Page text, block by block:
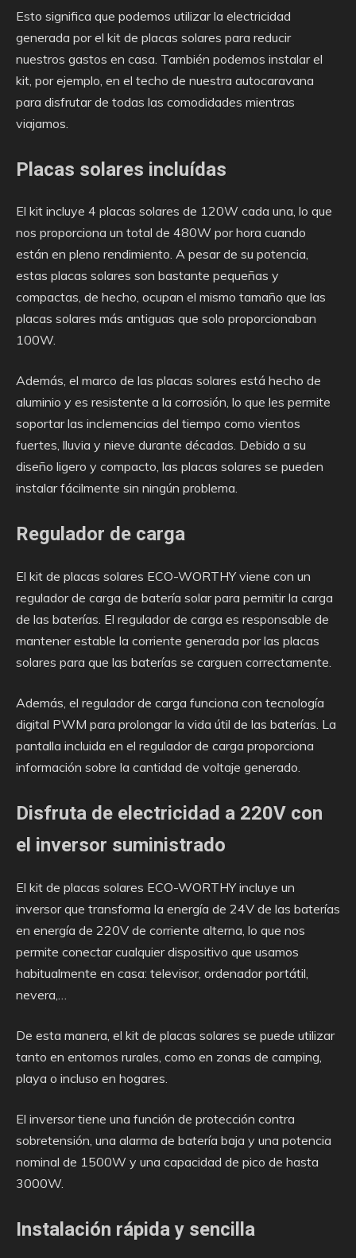
Esto significa que podemos utilizar la electricidad
generada por el kit de placas solares para reducir
nuestros gastos en casa. También podemos instalar el
kit, por ejemplo, en el techo de nuestra autocaravana
para disfrutar de todas las comodidades mientras
viajamos.
Placas solares incluídas
El kit incluye 4 placas solares de 120W cada una, lo que
nos proporciona un total de 480W por hora cuando
están en pleno rendimiento. A pesar de su potencia,
estas placas solares son bastante pequeñas y
compactas, de hecho, ocupan el mismo tamaño que las
placas solares más antiguas que solo proporcionaban
100W.
Además, el marco de las placas solares está hecho de
aluminio y es resistente a la corrosión, lo que les permite
soportar las inclemencias del tiempo como vientos
fuertes, lluvia y nieve durante décadas. Debido a su
diseño ligero y compacto, las placas solares se pueden
instalar fácilmente sin ningún problema.
Regulador de carga
El kit de placas solares ECO-WORTHY viene con un
regulador de carga de batería solar para permitir la carga
de las baterías. El regulador de carga es responsable de
mantener estable la corriente generada por las placas
solares para que las baterías se carguen correctamente.
Además, el regulador de carga funciona con tecnología
digital PWM para prolongar la vida útil de las baterías. La
pantalla incluida en el regulador de carga proporciona
información sobre la cantidad de voltaje generado.
Disfruta de electricidad a 220V con
el inversor suministrado
El kit de placas solares ECO-WORTHY incluye un
inversor que transforma la energía de 24V de las baterías
en energía de 220V de corriente alterna, lo que nos
permite conectar cualquier dispositivo que usamos
habitualmente en casa: televisor, ordenador portátil,
nevera,…
De esta manera, el kit de placas solares se puede utilizar
tanto en entornos rurales, como en zonas de camping,
playa o incluso en hogares.
El inversor tiene una función de protección contra
sobretensión, una alarma de batería baja y una potencia
nominal de 1500W y una capacidad de pico de hasta
3000W.
Instalación rápida y sencilla